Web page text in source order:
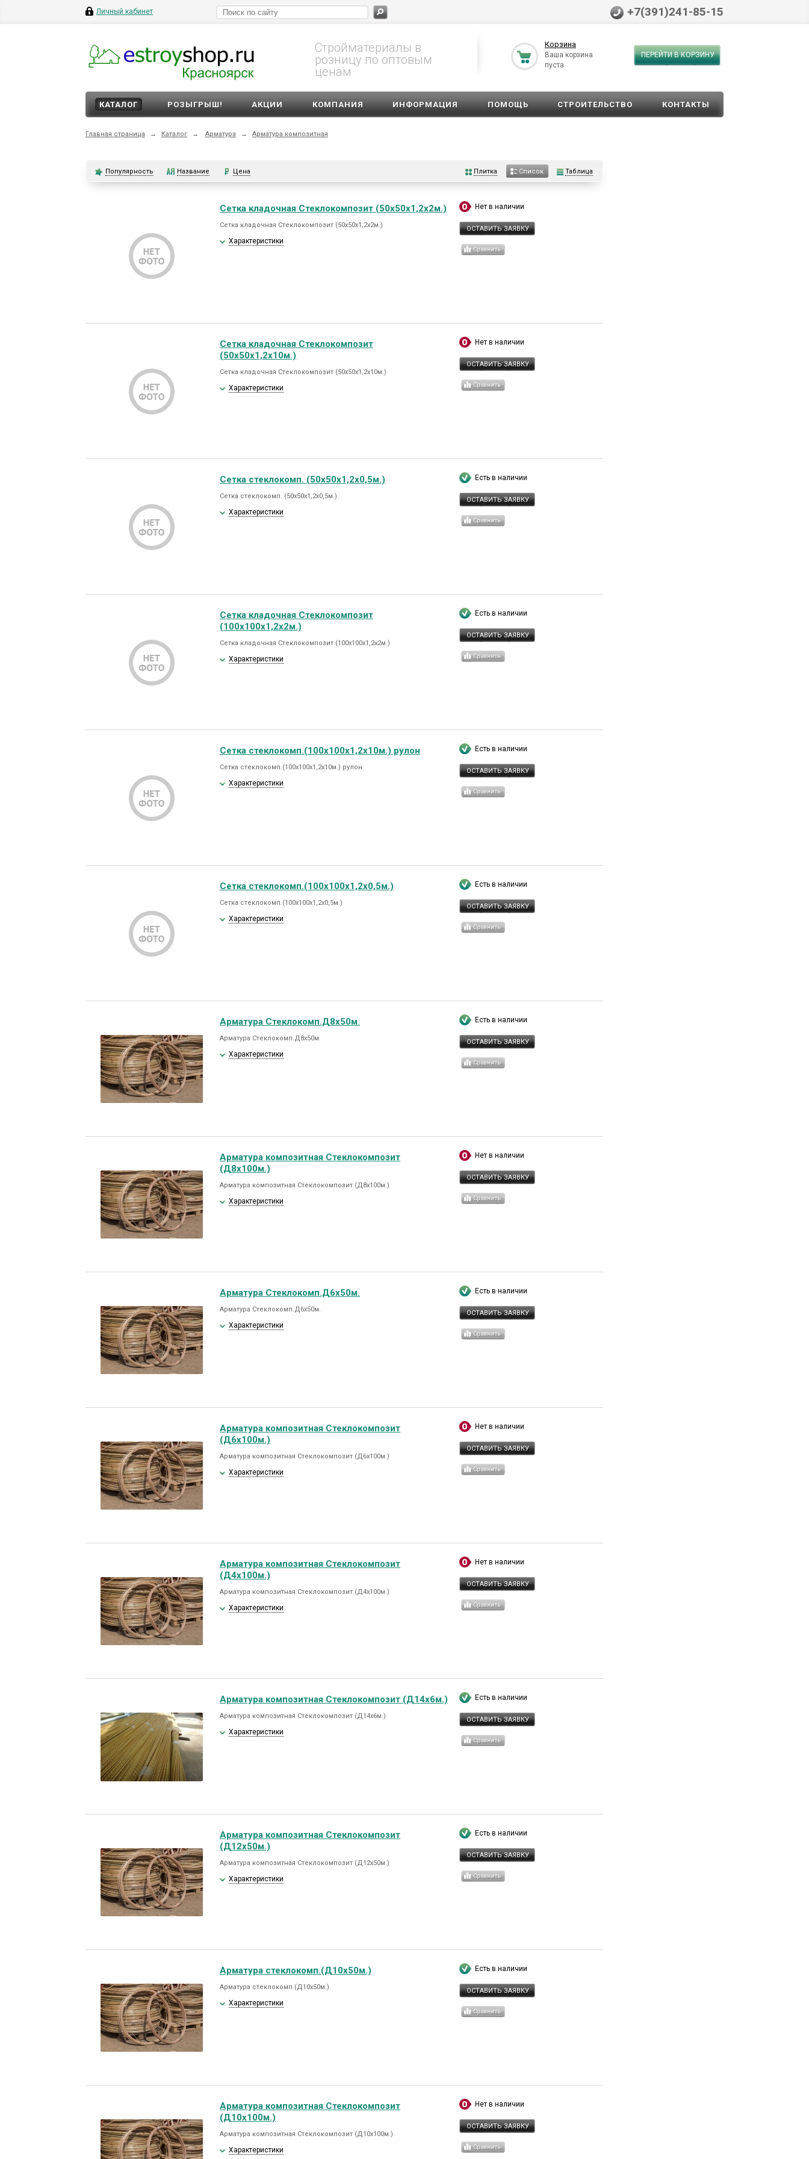
Личный кабинет +7(391)241-85-15
Стройматериалы в
розницу по оптовым
ценам
Корзина
Ваша корзина
пуста
ПЕРЕЙТИ В КОРЗИНУ
КАТАЛОГ РОЗЫГРЫШ! АКЦИИ КОМПАНИЯ ИНФОРМАЦИЯ ПОМОЩЬ СТРОИТЕЛЬСТВО КОНТАКТЫ
Главная страница → Каталог → Арматура → Арматура композитная
Популярность Название Цена Плитка Список Таблица
Сетка кладочная Стеклокомпозит (50х50х1,2х2м.)
Сетка кладочная Стеклокомпозит (50х50х1,2х2м.)
Характеристики
Нет в наличии
ОСТАВИТЬ ЗАЯВКУ
Сетка кладочная Стеклокомпозит
(50х50х1,2х10м.)
Сетка кладочная Стеклокомпозит (50х50х1,2х10м.)
Характеристики
Нет в наличии
ОСТАВИТЬ ЗАЯВКУ
Сетка стеклокомп. (50х50х1,2х0,5м.)
Сетка стеклокомп. (50х50х1,2х0,5м.)
Характеристики
Есть в наличии
ОСТАВИТЬ ЗАЯВКУ
Сетка кладочная Стеклокомпозит
(100х100х1,2х2м.)
Сетка кладочная Стеклокомпозит (100х100х1,2х2м.)
Характеристики
Есть в наличии
ОСТАВИТЬ ЗАЯВКУ
Сетка стеклокомп.(100х100х1,2х10м.) рулон
Сетка стеклокомп.(100х100х1,2х10м.) рулон
Характеристики
Есть в наличии
ОСТАВИТЬ ЗАЯВКУ
Сетка стеклокомп.(100х100х1,2х0,5м.)
Сетка стеклокомп.(100х100х1,2х0,5м.)
Характеристики
Есть в наличии
ОСТАВИТЬ ЗАЯВКУ
Арматура Стеклокомп.Д8х50м.
Арматура Стеклокомп.Д8х50м.
Характеристики
Есть в наличии
ОСТАВИТЬ ЗАЯВКУ
Арматура композитная Стеклокомпозит
(Д8х100м.)
Арматура композитная Стеклокомпозит (Д8х100м.)
Характеристики
Нет в наличии
ОСТАВИТЬ ЗАЯВКУ
Арматура Стеклокомп.Д6х50м.
Арматура Стеклокомп.Д6х50м.
Характеристики
Есть в наличии
ОСТАВИТЬ ЗАЯВКУ
Арматура композитная Стеклокомпозит
(Д6х100м.)
Арматура композитная Стеклокомпозит (Д6х100м.)
Характеристики
Нет в наличии
ОСТАВИТЬ ЗАЯВКУ
Арматура композитная Стеклокомпозит
(Д4х100м.)
Арматура композитная Стеклокомпозит (Д4х100м.)
Характеристики
Нет в наличии
ОСТАВИТЬ ЗАЯВКУ
Арматура композитная Стеклокомпозит (Д14х6м.)
Арматура композитная Стеклокомпозит (Д14х6м.)
Характеристики
Есть в наличии
ОСТАВИТЬ ЗАЯВКУ
Арматура композитная Стеклокомпозит
(Д12х50м.)
Арматура композитная Стеклокомпозит (Д12х50м.)
Характеристики
Есть в наличии
ОСТАВИТЬ ЗАЯВКУ
Арматура стеклокомп.(Д10х50м.)
Арматура стеклокомп.(Д10х50м.)
Характеристики
Есть в наличии
ОСТАВИТЬ ЗАЯВКУ
Арматура композитная Стеклокомпозит
(Д10х100м.)
Арматура композитная Стеклокомпозит (Д10х100м.)
Характеристики
Нет в наличии
ОСТАВИТЬ ЗАЯВКУ